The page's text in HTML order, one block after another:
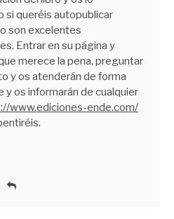
si queréis autopublicar
son excelentes
Entrar en su página y
merece la pena, preguntar
y os atenderán de forma
y os informarán de cualquier
www.ediciones-ende.com/